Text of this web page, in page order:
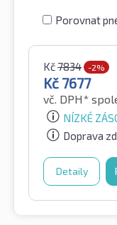
Porovnat
Kč7834 -2%
Kč 7677
vč. DPH*
NÍZKÉ
Doprava
Detaily